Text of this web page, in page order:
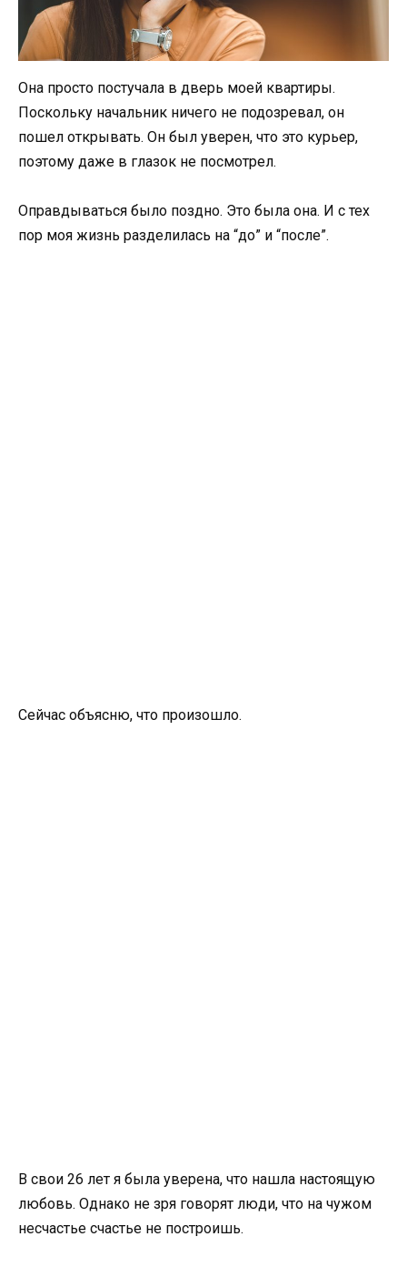
Она просто постучала в дверь моей квартиры.
Поскольку начальник ничего не подозревал, он
пошел открывать. Он был уверен, что это курьер,
поэтому даже в глазок не посмотрел.
Оправдываться было поздно. Это была она. И с тех
пор моя жизнь разделилась на “до” и “после”.
Сейчас объясню, что произошло.
В свои 26 лет я была уверена, что нашла настоящую
любовь. Однако не зря говорят люди, что на чужом
несчастье счастье не построишь.